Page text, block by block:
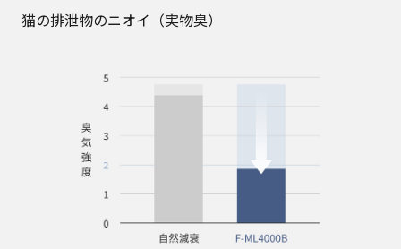
猫の排泄物のニオイ（実物臭）